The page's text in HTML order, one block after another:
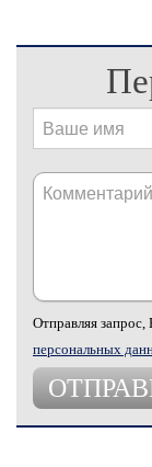
Отправляя запрос,
персональных